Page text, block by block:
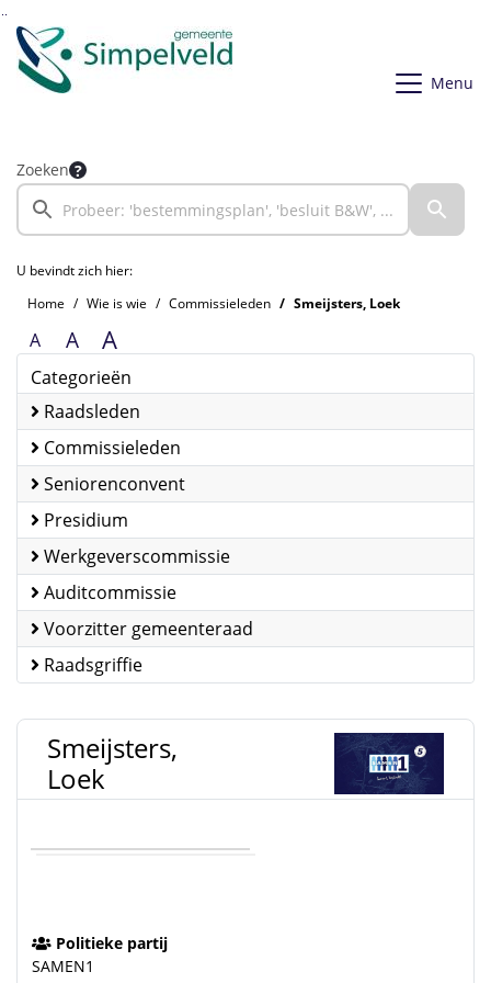
Ga naar de inhoud van deze pagina
Ga naar het zoeken
Ga naar het menu
Menu
Zoeken
U bevindt zich hier:
Home
Wie is wie Commissieleden Smeijsters, Loek
A A A
Categorieën
Raadsleden
Commissieleden
Seniorenconvent
Presidium
Werkgeverscommissie
Auditcommissie
Voorzitter gemeenteraad
Raadsgriffie
Smeijsters,
Loek
Politieke partij
SAMEN1